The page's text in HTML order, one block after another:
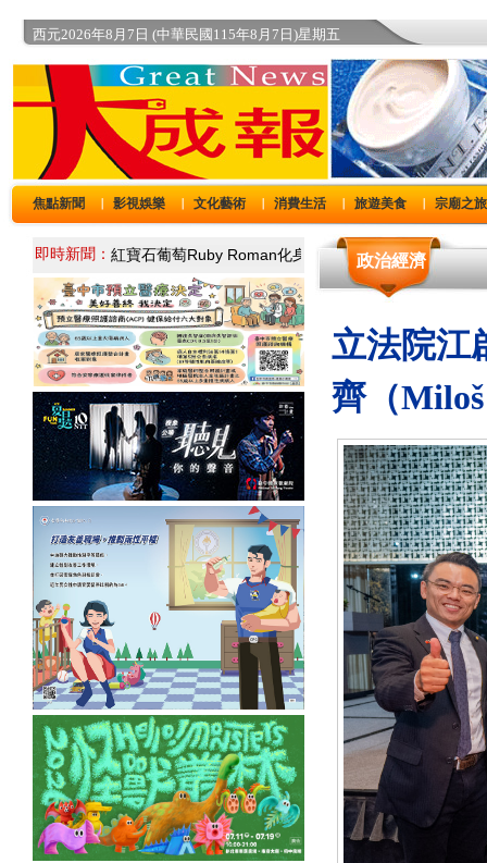
西元2026年8月7日 (中華民國115年8月7日)星期五
焦點新聞 影視娛樂 文化藝術 消費生活 旅遊美食 宗廟之旅
即時新聞： 政治經濟
立法院江
齊（